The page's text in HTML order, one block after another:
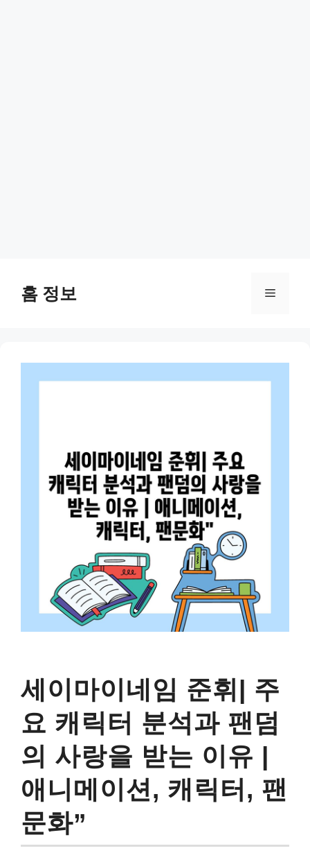
content홈 정보 Menu
세이마이네임 준휘| 주
요 캐릭터 분석과 팬덤
의 사랑을 받는 이유 |
애니메이션, 캐릭터, 팬
문화”